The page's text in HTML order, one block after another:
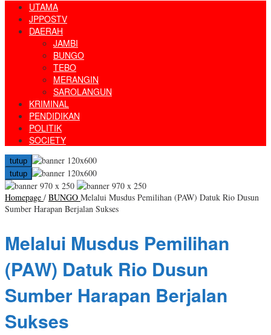
UTAMA
JPPOSTV
DAERAH
JAMBI
BUNGO
TEBO
MERANGIN
SAROLANGUN
KRIMINAL
PENDIDIKAN
POLITIK
SOCIETY
tutup
tutup
Homepage / BUNGO Melalui Musdus Pemilihan (PAW) Datuk Rio Dusun
Sumber Harapan Berjalan Sukses
Melalui Musdus Pemilihan
(PAW) Datuk Rio Dusun
Sumber Harapan Berjalan
Sukses